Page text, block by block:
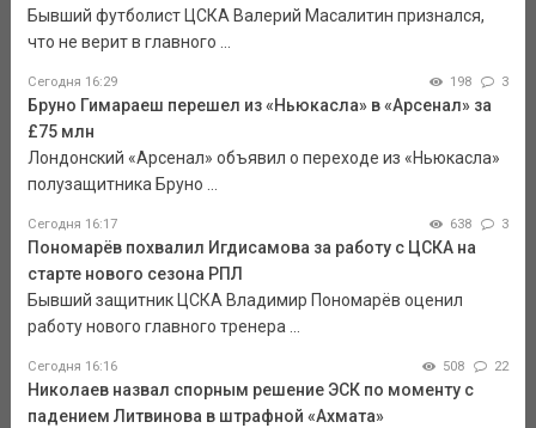
Бывший футболист ЦСКА Валерий Масалитин признался,
что не верит в главного ...
Сегодня 16:29 198 3
Бруно Гимараеш перешел из «Ньюкасла» в «Арсенал» за
£75 млн
Лондонский «Арсенал» объявил о переходе из «Ньюкасла»
полузащитника Бруно ...
Сегодня 16:17 638 3
Пономарёв похвалил Игдисамова за работу с ЦСКА на
старте нового сезона РПЛ
Бывший защитник ЦСКА Владимир Пономарёв оценил
работу нового главного тренера ...
Сегодня 16:16 508 22
Николаев назвал спорным решение ЭСК по моменту с
падением Литвинова в штрафной «Ахмата»